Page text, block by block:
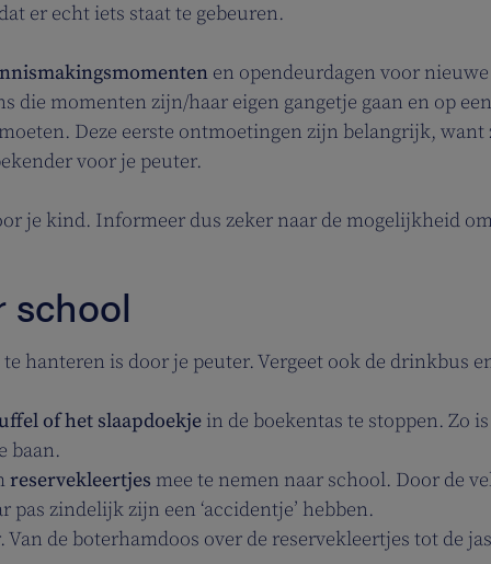
er echt iets staat te gebeuren.
en opendeurdagen voor nieuwe
die momenten zijn/haar eigen gangetje gaan en op een
Deze eerste ontmoetingen zijn belangrijk, want
voor je peuter.
je kind. Informeer dus zeker naar de mogelijkheid
school
hanteren is door je peuter. Vergeet ook de drinkbus
of het slaapdoekje in de boekentas te stoppen. Zo
baan.
reservekleertjes mee te nemen naar school. Door de
zindelijk zijn een ‘accidentje’ hebben.
de boterhamdoos over de reservekleertjes tot de